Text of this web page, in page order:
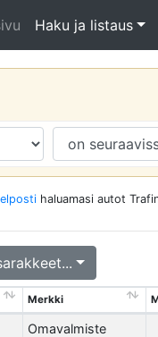
Haku ja listaus
haluamasi autot
Merkki
Omavalmiste